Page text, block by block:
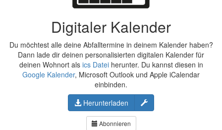
Digitaler Kalender
Du möchtest alle deine Abfalltermine in deinem Kalender haben?
Dann lade dir deinen personalisierten digitalen Kalender für
deinen Wohnort als ics Dateiherunter. Du kannst diesen in
Google Kalender, Microsoft Outlook und Apple iCalendar
einbinden.
Herunterladen
Konfigurieren
Abonnieren